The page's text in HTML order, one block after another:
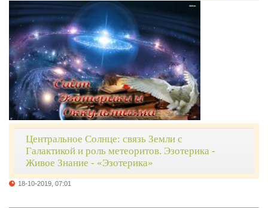
Центральное Солнце: связь Земли с
Галактикой и роль метеоритов. Эзотерика -
Живое Знание - «Эзотерика»
18-10-2019, 07:01